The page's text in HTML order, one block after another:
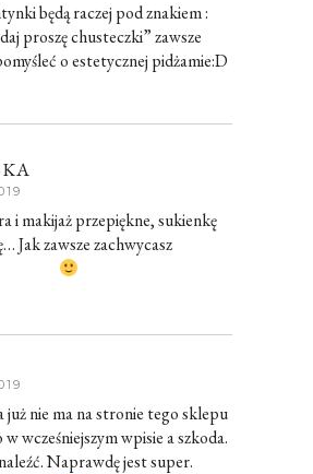
będą raczej pod znakiem :
proszę chusteczki” zawsze
o estetycznej pidżamie:D
i makijaż przepiękne, sukienkę
Jak zawsze zachwycasz
już nie ma na stronie tego sklepu
wcześniejszym wpisie a szkoda.
Naprawdę jest super.